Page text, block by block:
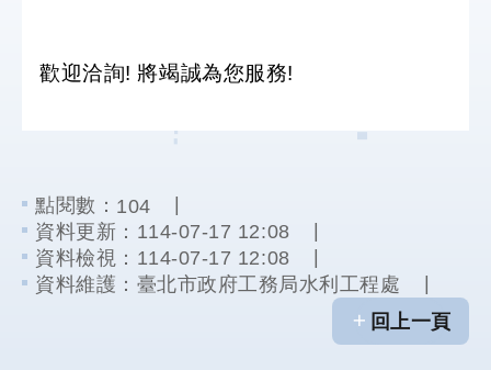
估
收
計
畫
歡迎洽詢! 將竭誠為您服務!
點閱數： 104
資料更新： 114-07-17 12:08
資料檢視： 114-07-17 12:08
資料維護： 臺北市政府工務局水利工程處
回上一頁